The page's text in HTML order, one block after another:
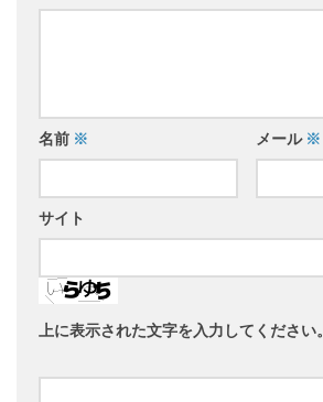
名前 ※ メール ※
サイト
上に表示された文字を入力してください。